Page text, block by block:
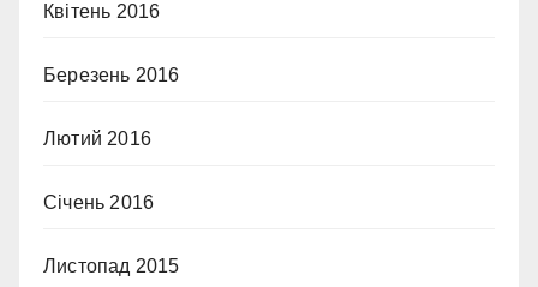
Квітень 2016
Березень 2016
Лютий 2016
Січень 2016
Листопад 2015